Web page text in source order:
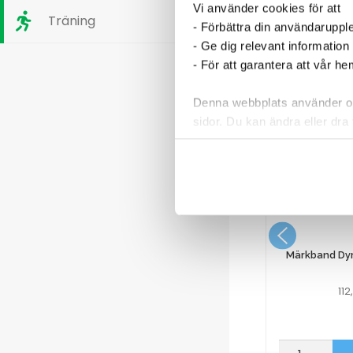
Vi använder cookies för att
- Förbättra din
- Ge dig relevant information
- För att garantera att vår
Denna webbplats använder
sidor. Du kan ändra eller
Träning
Airfreshener Tork A1 Premium
Märkband
Märkband